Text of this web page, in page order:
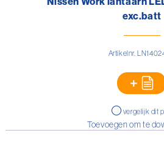
exc.batt
Artikelnr.
vergelijk dit
Toevoegen om te